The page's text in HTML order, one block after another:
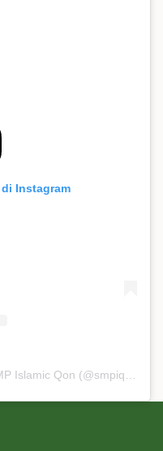
Instagram
Sebuah kiriman dibagikan oleh SMP Islamic Qon (@smpiqon)